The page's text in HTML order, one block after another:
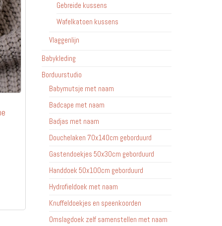
Gebreide kussens
Wafelkatoen kussens
Vlaggenlijn
Babykleding
Borduurstudio
Babymutsje met naam
Badcape met naam
Badjas met naam
Douchelaken 70x140cm geborduurd
Gastendoekjes 50x30cm geborduurd
Handdoek 50x100cm geborduurd
Hydrofieldoek met naam
Knuffeldoekjes en speenkoorden
Omslagdoek zelf samenstellen met naam